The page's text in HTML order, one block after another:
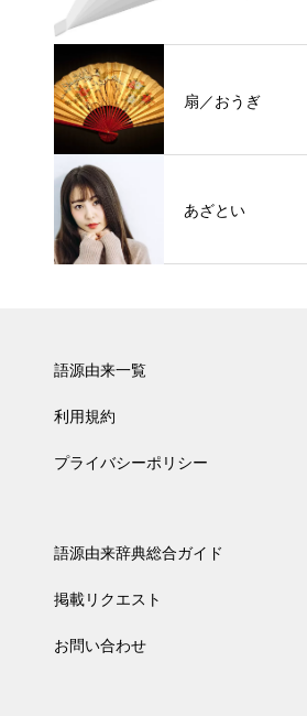
扇／おうぎ
あざとい
語源由来一覧
利用規約
プライバシーポリシー
語源由来辞典総合ガイド
掲載リクエスト
お問い合わせ